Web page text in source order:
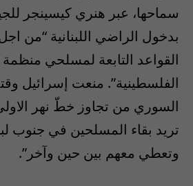
سماحها، عبر هنري كيسينجر
بدخول الراضي اللبنانية “من
القواعد التابعة لمسلحي منظمة
الفلسطينية”. منعت إسرائيل
السوري من تجاوز خطّ نهر
تريد بقاء المسلحين في جنوب
وتعطي معهم بين حين وآخر”.